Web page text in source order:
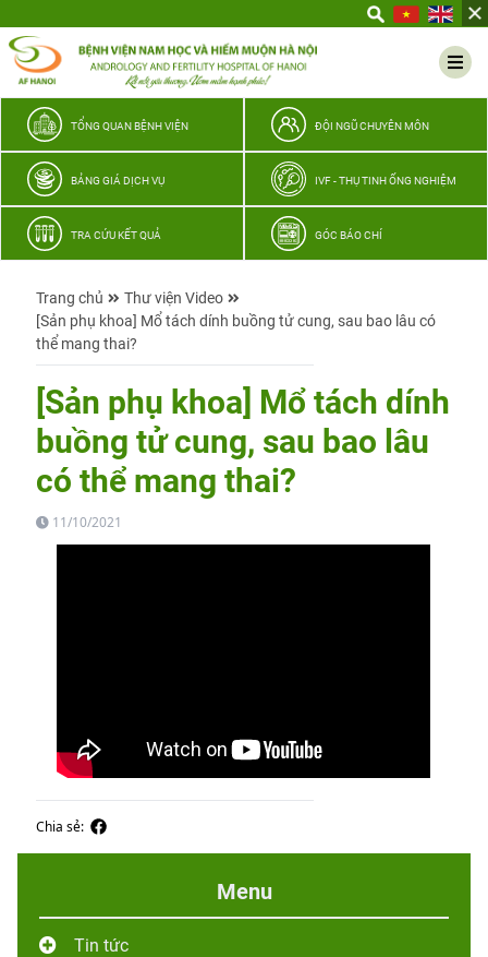
thương
TỔNG QUAN BỆNH VIỆN ĐỘI NGŨ CHUYÊN MÔN
BẢNG GIÁ DỊCH VỤ IVF - THỤ TINH ỐNG NGHIỆM
TRA CỨU KẾT QUẢ GÓC BÁO CHÍ
Trang chủ
Thư viện Video
[Sản phụ khoa] Mổ tách dính buồng tử cung, sau bao lâu có
thể mang thai?
[Sản phụ khoa] Mổ tách dính
buồng tử cung, sau bao lâu
có thể mang thai?
11/10/2021
Chia sẻ:
Menu
Tin tức